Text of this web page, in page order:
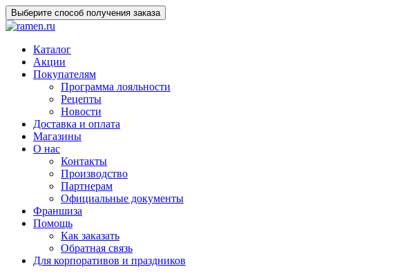
Выберите способ получения заказа
Каталог
Акции
Покупателям
Программа лояльности
Рецепты
Новости
Доставка и оплата
Магазины
О нас
Контакты
Производство
Партнерам
Официальные документы
Франшиза
Помощь
Как заказать
Обратная связь
Для корпоративов и праздников